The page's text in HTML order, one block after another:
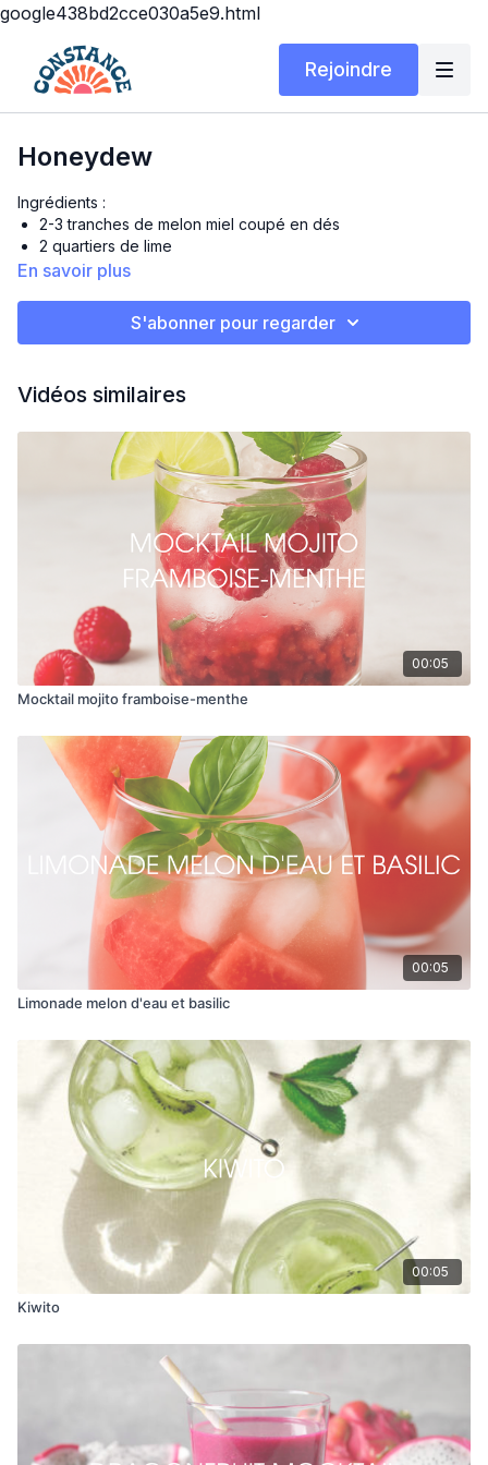
google438bd2cce030a5e9.html
Rejoindre
Honeydew
Ingrédients :
2-3 tranches de melon miel coupé en dés
2 quartiers de lime
1 c.à thé de miel
120 ml d’eau de coco
Dans un bol, mettre les morceaux de melon miel, le jus de
lime, le miel, le gingembre frais râpé et petite poignée de
feuilles de menthe. Écraser avec une fourchette ou un petit
pilon jusqu'à l'obtention d'une purée.
Dans un shaker ou une gourde d’eau, ajouter les glaçons,
la purée de fruit et l’eau de coco.
Agitez vivement 8 à 10 secondes.
Filtrez le liquide à l’aide d’une petite passoire dans un verre
de votre choix.
Allongez avec de l’eau pétillante.
Garnir de feuille de menthe.
En savoir plus
S'abonner pour regarder
Vidéos similaires
00:05
Mocktail mojito framboise-menthe
00:05
Limonade melon d'eau et basilic
00:05
Kiwito